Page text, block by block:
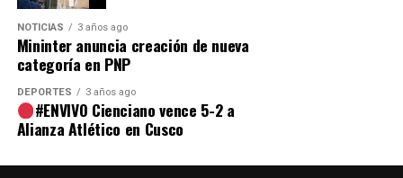
NOTICIAS 3 años ago
Mininter anuncia creación de nueva
categoría en PNP
DEPORTES 3 años ago
#ENVIVO Cienciano vence 5-2 a
Alianza Atlético en Cusco